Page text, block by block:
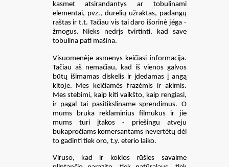
kasmet atsirandantys ar tobulinami
elementai, pvz., durelių užraktas, padangų
raštas ir t.t. Tačiau vis tai daro išorinė jėga -
žmogus. Nieks nedrįs tvirtinti, kad save
tobulina pati mašina.
Visuomenėje asmenys keičiasi informacija.
Tačiau aš nemačiau, kad iš vienos galvos
būtų išimamas diskelis ir įdedamas į angą
kitoje. Mes keičiamės frazėmis ir akimis.
Mes stebimi, kaip kiti vaikšto, kaip rengiasi,
ir pagal tai pasitiksliname sprendimus. O
mums bruka reklaminius filmukus ir jie
mums turi įtakos - priešingu atveju
bukapročiams komersantams nevertėtų dėl
to gadinti tiek oro, t.y. eterio laiko.
Viruso, kad ir kokios rūšies savaime